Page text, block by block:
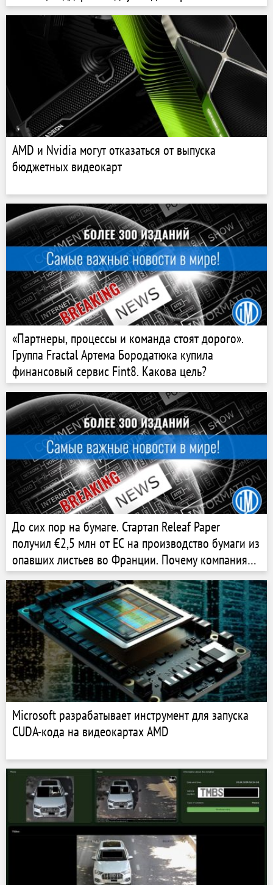
ценой
AMD и Nvidia могут отказаться от выпуска
бюджетных видеокарт
«Партнеры, процессы и команда стоят дорого».
Группа Fractal Артема Бородатюка купила
финансовый сервис Fint8. Какова цель?
До сих пор на бумаге. Стартап Releaf Paper
получил €2,5 млн от ЕС на производство бумаги из
опавших листьев во Франции. Почему компания
изменила планы, а между владельцами разгорелся
конфликт
Microsoft разрабатывает инструмент для запуска
CUDA-кода на видеокартах AMD